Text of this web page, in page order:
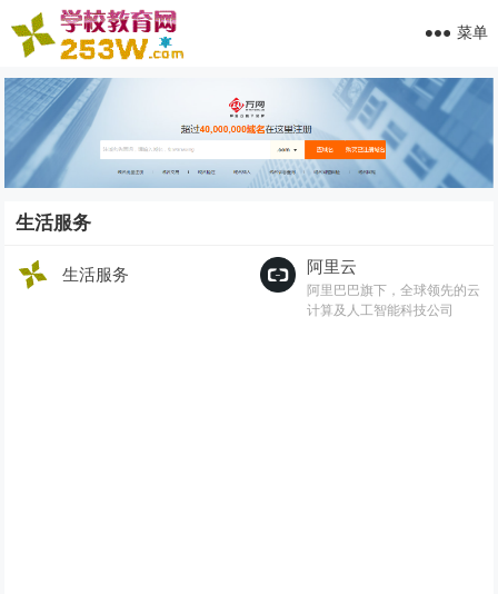
菜单
生活服务
生活服务 阿里云
阿里巴巴旗下，全球领先的云
计算及人工智能科技公司